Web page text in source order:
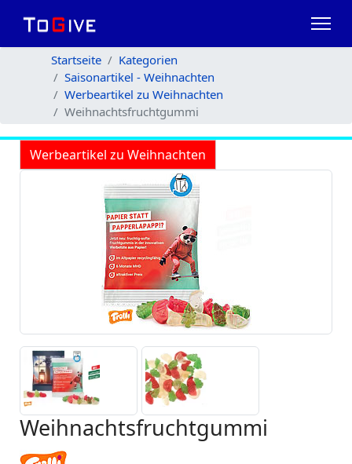
Startseite
Kategorien
Saisonartikel - Weihnachten
Werbeartikel zu Weihnachten
Weihnachtsfruchtgummi
Werbeartikel zu Weihnachten
Weihnachtsfruchtgummi